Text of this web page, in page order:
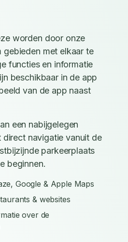
worden door onze
gebieden met elkaar te
functies en informatie
beschikbaar in de app
van de app naast
een nabijgelegen
direct navigatie vanuit de
parkeerplaats
beginnen.
Google & Apple Maps
& websites
over de